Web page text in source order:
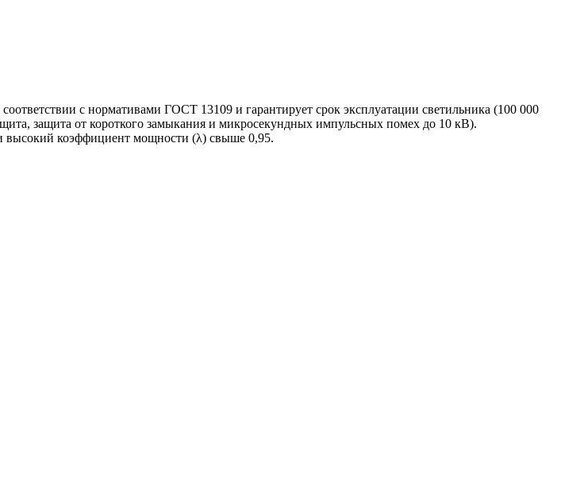
с нормативами ГОСТ 13109 и гарантирует срок эксплуатации светильника (100 000
защита от короткого замыкания и микросекундных импульсных помех до 10 кВ).
высокий коэффициент мощности (λ) свыше 0,95.